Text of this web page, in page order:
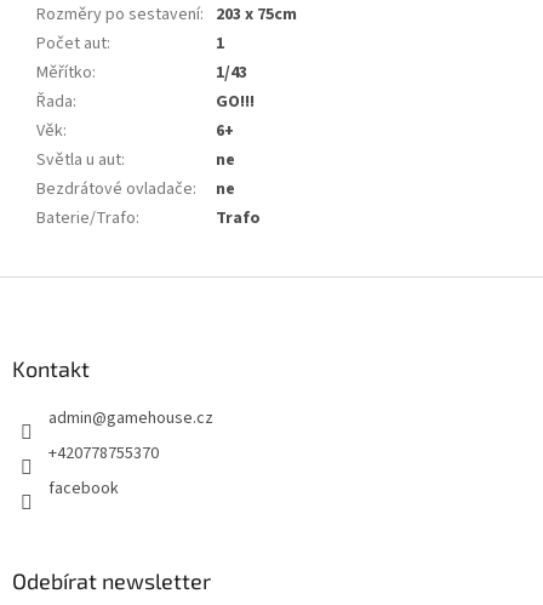
Rozměry po sestavení: 203 x 75cm
Počet aut:
1
Měřítko:
1/43
Řada:
GO!!!
Věk:
6+
Světla u aut:
ne
Bezdrátové ovladače:
ne
Baterie/Trafo: Trafo
Kontakt
admin@gamehouse.cz
+420778755370
facebook
Odebírat newsletter